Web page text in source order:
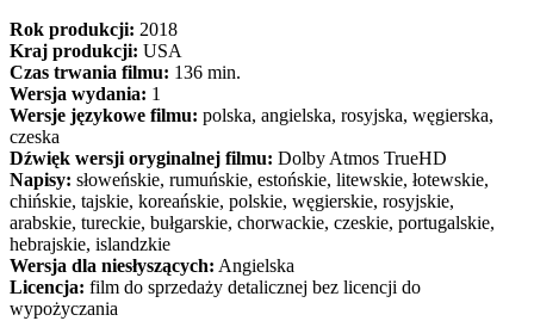
Rok produkcji: 2018
Kraj produkcji: USA
Czas trwania filmu: 136 min.
Wersja wydania: 1
Wersje językowe filmu: polska, angielska, rosyjska, węgierska,
czeska
Dźwięk wersji oryginalnej filmu: Dolby Atmos TrueHD
Napisy: słoweńskie, rumuńskie, estońskie, litewskie, łotewskie,
chińskie, tajskie, koreańskie, polskie, węgierskie, rosyjskie,
arabskie, tureckie, bułgarskie, chorwackie, czeskie, portugalskie,
hebrajskie, islandzkie
Wersja dla niesłyszących: Angielska
Licencja: film do sprzedaży detalicznej bez licencji do
wypożyczania